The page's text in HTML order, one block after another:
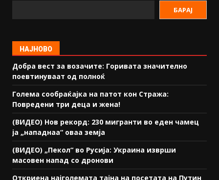
БАРАЈ
НАЈНОВО
Добра вест за возачите: Горивата значително
поевтинуваат од полноќ
Голема сообраќајка на патот кон Стража:
Повредени три деца и жена!
(ВИДЕО) Нов рекорд: 230 мигранти во еден чамец
ја „нападнаа“ оваа земја
(ВИДЕО) „Пекол“ во Русија: Украина изврши
масовен напад со дронови
Откриена најголемата тајна на посетата на Путин